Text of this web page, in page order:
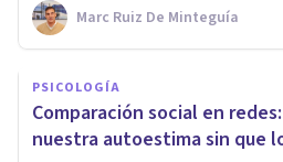
Marc Ruiz De Minteguía
PSICOLOGÍA
Comparación social en
nuestra autoestima sin que